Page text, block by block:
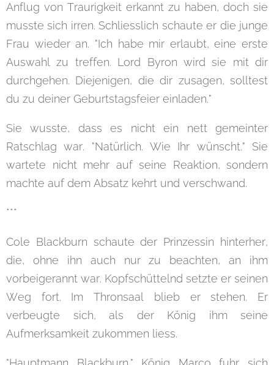
Anflug von Traurigkeit erkannt zu haben, doch sie
musste sich irren. Schliesslich schaute er die junge
Frau wieder an. "Ich habe mir erlaubt, eine erste
Auswahl zu treffen. Lord Byron wird sie mit dir
durchgehen. Diejenigen, die dir zusagen, solltest
du zu deiner Geburtstagsfeier einladen."
Sie wusste, dass es nicht ein nett gemeinter
Ratschlag war. "Natürlich. Wie Ihr wünscht." Sie
wartete nicht mehr auf seine Reaktion, sondern
machte auf dem Absatz kehrt und verschwand.
***
Cole Blackburn schaute der Prinzessin hinterher,
die, ohne ihn auch nur zu beachten, an ihm
vorbeigerannt war. Kopfschüttelnd setzte er seinen
Weg fort. Im Thronsaal blieb er stehen. Er
verbeugte sich, als der König ihm seine
Aufmerksamkeit zukommen liess.